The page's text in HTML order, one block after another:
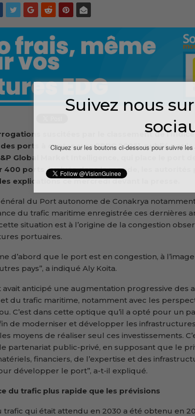
suscitées par le classement de
ports à conteneurs (IPPC 2025), publié par la
Global Market Intelligence, qui place le port de
400 ports évalués dans le monde, les autorités
explications ce mercredi devant la presse.
du Port autonome de Conakrya
du trafic maritime enregistrée ces dernières
situation est à l’origine de la congestion
portuaires.
d’abord que le port est en congestion, à
pays’’, a indiqué Aly Koita.
avait anticipé une augmentation progressive des
du trafic maritime, notamment avec les
C’est dans cette optique qu’il a opté pour un
de moderniser et développer les
les moyens de réaliser seul ces investissements.
partenariat public-privé, en supposant que le
financiers, de l’expertise et des
développer le port’’, a-t-il expliqué.
du trafic plus rapide que les prévisions
trafic qui était attendu en 2030 a été obtenu en
Suivez nous
Cliquez sur les boutons ci-dessous pour suivre